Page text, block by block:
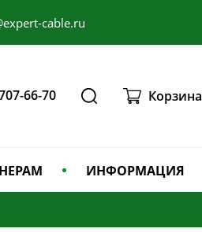
cable.ru
66-70 Корзина
ИНФОРМАЦИЯ